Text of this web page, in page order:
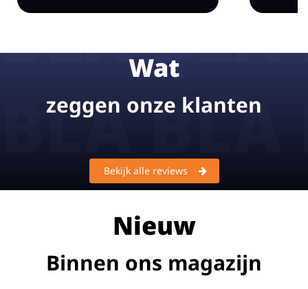
Wat
zeggen onze klanten
Bekijk alle reviews
Nieuw
Binnen ons magazijn